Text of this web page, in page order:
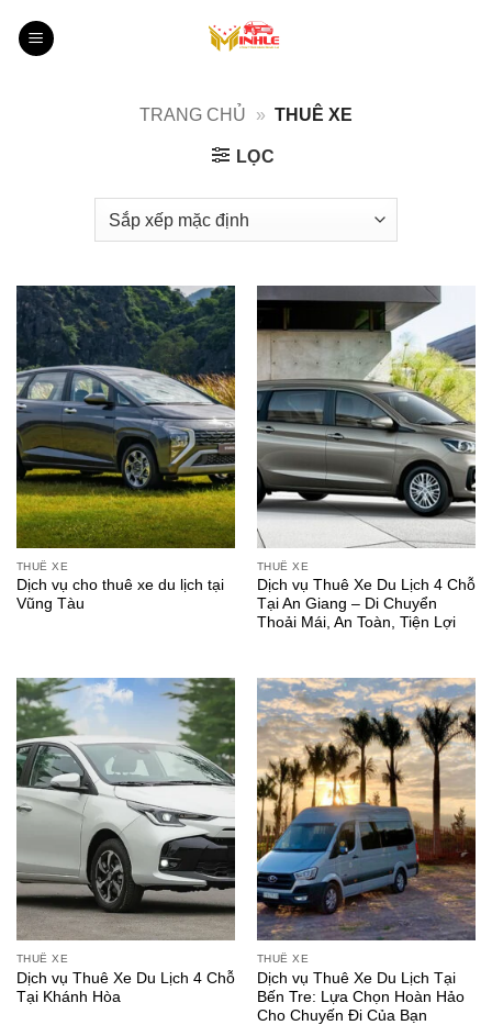
qua
TRANG CHỦ
» THUÊ XE
LỌC
THUÊ XE
Dịch vụ cho thuê xe du lịch tại
Vũng Tàu
THUÊ XE
Dịch vụ Thuê Xe Du Lịch 4 Chỗ
Tại An Giang – Di Chuyển
Thoải Mái, An Toàn, Tiện Lợi
THUÊ XE
Dịch vụ Thuê Xe Du Lịch 4 Chỗ
Tại Khánh Hòa
THUÊ XE
Dịch vụ Thuê Xe Du Lịch Tại
Bến Tre: Lựa Chọn Hoàn Hảo
Cho Chuyến Đi Của Bạn